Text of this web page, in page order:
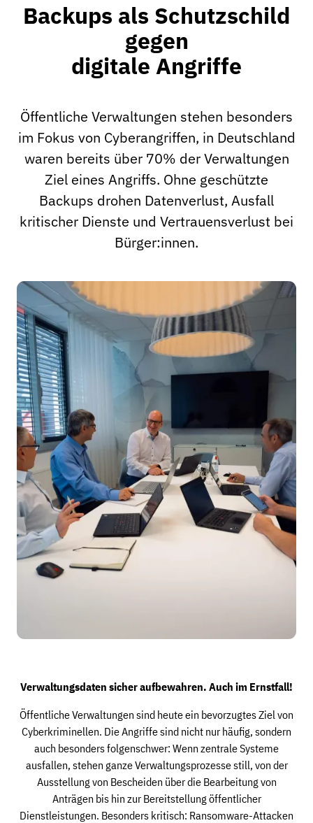
Backups als Schutzschild
gegen
digitale Angriffe
Öffentliche Verwaltungen stehen besonders
im Fokus von Cyberangriffen, in Deutschland
waren bereits über 70% der Verwaltungen
Ziel eines Angriffs. Ohne geschützte
Backups drohen Datenverlust, Ausfall
kritischer Dienste und Vertrauensverlust bei
Bürger:innen.
Verwaltungsdaten sicher aufbewahren. Auch im Ernstfall!
Öffentliche Verwaltungen sind heute ein bevorzugtes Ziel von
Cyberkriminellen. Die Angriffe sind nicht nur häufig, sondern
auch besonders folgenschwer: Wenn zentrale Systeme
ausfallen, stehen ganze Verwaltungsprozesse still, von der
Ausstellung von Bescheiden über die Bearbeitung von
Anträgen bis hin zur Bereitstellung öffentlicher
Dienstleistungen. Besonders kritisch: Ransomware-Attacken